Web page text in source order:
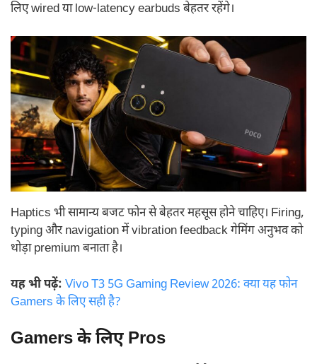
लिए wired या low-latency earbuds बेहतर रहेंगे।
Haptics भी सामान्य बजट फोन से बेहतर महसूस होने चाहिए। Firing,
typing और navigation में vibration feedback गेमिंग अनुभव को
थोड़ा premium बनाता है।
यह भी पढ़ें: Vivo T3 5G Gaming Review 2026: क्या यह फोन
Gamers के लिए सही है?
Gamers के लिए Pros